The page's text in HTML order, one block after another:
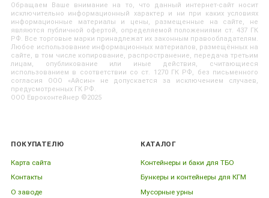
Обращаем Ваше внимание на то, что данный интернет-сайт носит
исключительно информационный характер и ни при каких условиях
информационные материалы и цены, размещенные на сайте, не
являются публичной офертой, определяемой положениями ст. 437 ГК
РФ. Все торговые марки принадлежат их законным правообладателям.
Любое использование информационных материалов, размещённых на
сайте, в том числе копирование, распространение, передача третьим
лицам, опубликование или иные действия, считающиеся
использованием в соответствии со ст. 1270 ГК РФ, без письменного
согласия ООО «Айсин» не допускается за исключением случаев,
предусмотренных ГК РФ.
ООО Евроконтейнер ©2025
ПОКУПАТЕЛЮ
Карта сайта
Контакты
О заводе
КАТАЛОГ
Контейнеры и баки для ТБО
Бункеры и контейнеры для КГМ
Мусорные урны